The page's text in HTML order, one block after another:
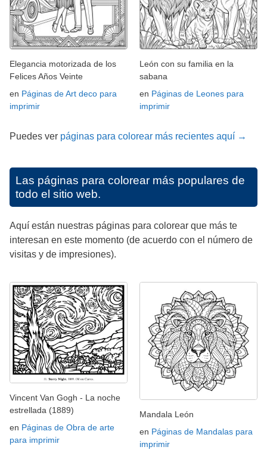
Elegancia motorizada de los
Felices Años Veinte
en Páginas de Art deco para
imprimir
León con su familia en la
sabana
en Páginas de Leones para
imprimir
Puedes ver páginas para colorear más recientes aquí →
Las páginas para colorear más populares de
todo el sitio web.
Aquí están nuestras páginas para colorear que más te
interesan en este momento (de acuerdo con el número de
visitas y de impresiones).
Vincent Van Gogh - La noche
estrellada (1889)
en Páginas de Obra de arte
para imprimir
Mandala León
en Páginas de Mandalas para
imprimir